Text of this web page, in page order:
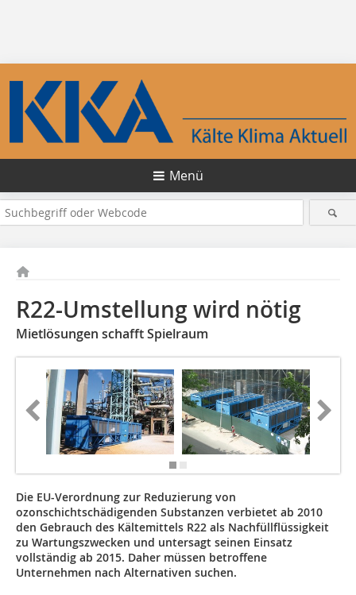
Menü
R22-Umstellung wird nötig
Mietlösungen schafft Spielraum
Die EU-Verordnung zur Reduzierung von
ozonschichtschädigenden Substanzen verbietet ab 2010
den Gebrauch des Kältemittels R22 als Nachfüllflüssigkeit
zu Wartungszwecken und untersagt seinen Einsatz
vollständig ab 2015. Daher müssen betroffene
Unternehmen nach Alternativen suchen.